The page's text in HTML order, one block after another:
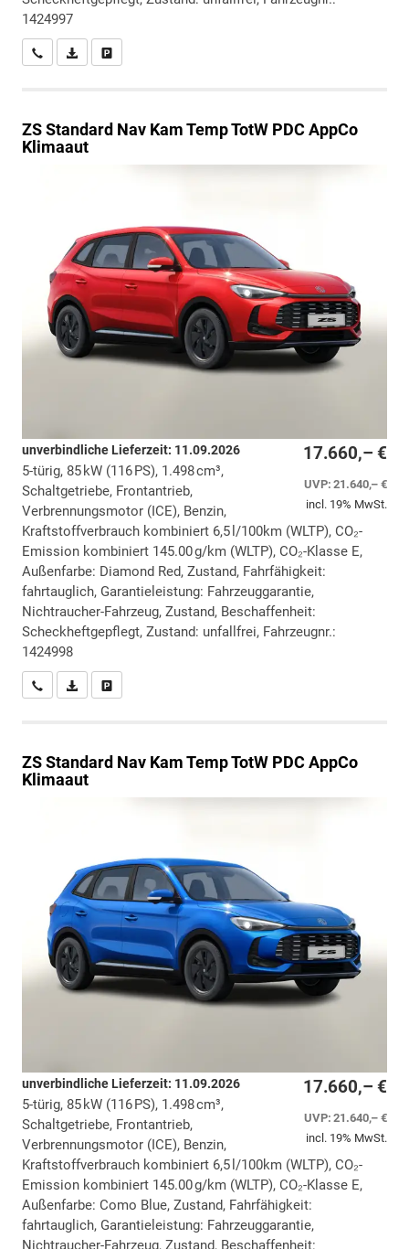
1424997
Wir rufen Sie anPDF-Datei, Fahrzeugexposé drucken
ZSStandard Nav Kam Temp TotW PDC AppCo
Klimaaut
17.660,– €
UVP:21.640,– €
incl. 19% MwSt.
unverbindliche Lieferzeit: 11.09.2026
5-türig, 85 kW (116 PS), 1.498 cm³,
Schaltgetriebe, Frontantrieb,
Verbrennungsmotor (ICE), Benzin,
Kraftstoffverbrauch kombiniert 6,5 l/100km (WLTP), CO₂-
Emission kombiniert 145.00 g/km (WLTP), CO₂-Klasse E,
Außenfarbe: Diamond Red, Zustand, Fahrfähigkeit:
fahrtauglich, Garantieleistung: Fahrzeuggarantie,
Nichtraucher-Fahrzeug, Zustand, Beschaffenheit:
Scheckheftgepflegt, Zustand: unfallfrei, Fahrzeugnr.:
1424998
Wir rufen Sie anPDF-Datei, Fahrzeugexposé drucken
ZSStandard Nav Kam Temp TotW PDC AppCo
Klimaaut
17.660,– €
UVP:21.640,– €
incl. 19% MwSt.
unverbindliche Lieferzeit: 11.09.2026
5-türig, 85 kW (116 PS), 1.498 cm³,
Schaltgetriebe, Frontantrieb,
Verbrennungsmotor (ICE), Benzin,
Kraftstoffverbrauch kombiniert 6,5 l/100km (WLTP), CO₂-
Emission kombiniert 145.00 g/km (WLTP), CO₂-Klasse E,
Außenfarbe: Como Blue, Zustand, Fahrfähigkeit:
fahrtauglich, Garantieleistung: Fahrzeuggarantie,
Nichtraucher-Fahrzeug, Zustand, Beschaffenheit: